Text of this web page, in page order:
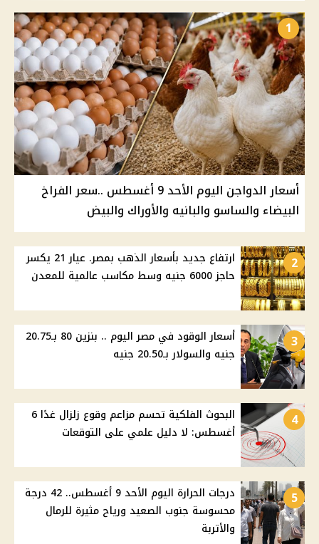
1
أسعار الدواجن اليوم الأحد 9 أغسطس ..سعر الفراخ
البيضاء والساسو والبانيه والأوراك والبيض
2
ارتفاع جديد بأسعار الذهب بمصر. عيار 21 يكسر
حاجز 6000 جنيه وسط مكاسب عالمية للمعدن
3
أسعار الوقود في مصر اليوم .. بنزين 80 بـ20.75
جنيه والسولار بـ20.50 جنيه
4
البحوث الفلكية تحسم مزاعم وقوع زلزال غدًا 6
أغسطس: لا دليل علمي على التوقعات
5
درجات الحرارة اليوم الأحد 9 أغسطس.. 42 درجة
محسوسة جنوب الصعيد ورياح مثيرة للرمال
والأتربة